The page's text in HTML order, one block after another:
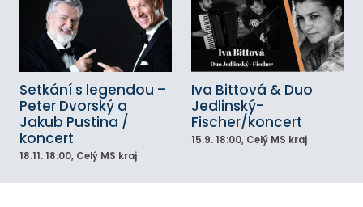
Setkání s legendou –
Peter Dvorský a
Jakub Pustina /
koncert
18.11. 18:00, Celý MS kraj
Iva Bittová & Duo
Jedlinský-
Fischer/koncert
15.9. 18:00, Celý MS kraj